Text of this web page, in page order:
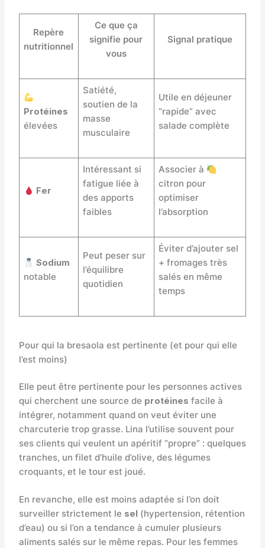
Repère
nutritionnel
Ce que ça
signifie pour
vous
Signal pratique
Protéines
élevées
Satiété,
soutien de la
masse
musculaire
Utile en déjeuner
“rapide” avec
salade complète
Fer
Intéressant si
fatigue liée à
des apports
faibles
Associer à
citron pour
optimiser
l’absorption
Sodium
notable
Peut peser sur
l’équilibre
quotidien
Éviter d’ajouter sel
+ fromages très
salés en même
temps
Pour qui la bresaola est pertinente (et pour qui elle
l’est moins)
Elle peut être pertinente pour les personnes actives
qui cherchent une source de protéines facile à
intégrer, notamment quand on veut éviter une
charcuterie trop grasse. Lina l’utilise souvent pour
ses clients qui veulent un apéritif “propre” : quelques
tranches, un filet d’huile d’olive, des légumes
croquants, et le tour est joué.
En revanche, elle est moins adaptée si l’on doit
surveiller strictement le sel (hypertension, rétention
d’eau) ou si l’on a tendance à cumuler plusieurs
aliments salés sur le même repas. Pour les femmes